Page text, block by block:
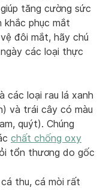
tăng cường sức
khắc phục mắt
đôi mắt, hãy chú
các loại thực
các loại rau lá xanh
và trái cây có màu
quýt). Chúng
chất chống oxy
tổn thương do gốc
thu, cá mòi rất